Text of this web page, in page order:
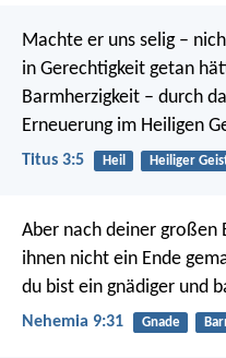
Machte er uns selig –
in Gerechtigkeit getan
Barmherzigkeit – durch
Erneuerung im Heiligen
Titus 3:5 Heil Heiliger
Aber nach deiner großen
ihnen nicht ein Ende
du bist ein gnädiger und
Nehemia 9:31 Gnade